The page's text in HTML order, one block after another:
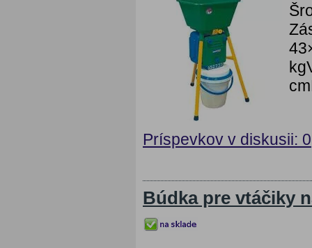
Príspevkov v diskusii: 0
Búdka pre vtáčiky